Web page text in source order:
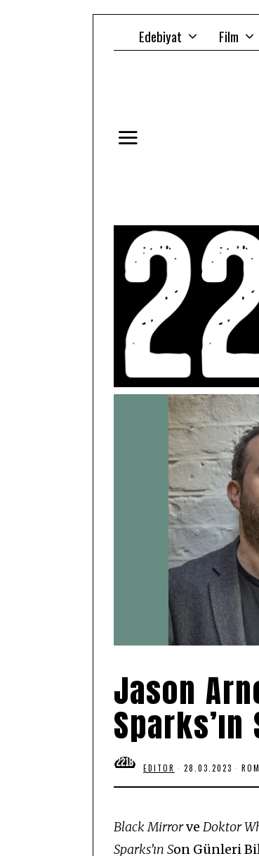
Edebiyat Film
Jason
Sparks’ın
EDITOR 28.03.2023 2
.
2
2
Black Mirrorve Doktor
Sparks’ın Son Günleri